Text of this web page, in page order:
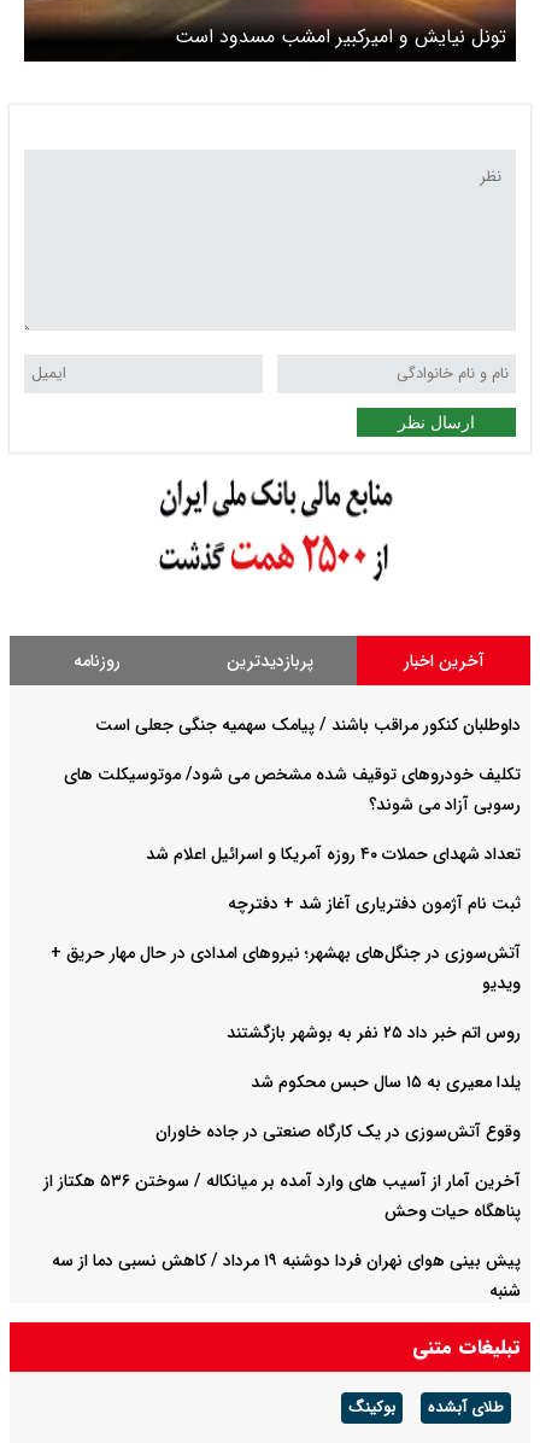
تونل نیایش و امیرکبیر امشب مسدود است
ارسال نظر
آخرین اخبار پربازدیدترین روزنامه
داوطلبان کنکور مراقب باشند / پیامک سهمیه جنگی جعلی است
تکلیف خودروهای توقیف شده مشخص می شود/ موتوسیکلت های
رسوبی آزاد می شوند؟
تعداد شهدای حملات ۴۰ روزه آمریکا و اسرائیل اعلام شد
ثبت نام آژمون دفتریاری آغاز شد + دفترچه
آتش‌سوزی در جنگل‌های بهشهر؛ نیرو‌های امدادی در حال مهار حریق +
ویدیو
روس اتم خبر داد ۲۵ نفر به بوشهر بازگشتند
یلدا معیری به ۱۵ سال حبس محکوم شد
وقوع آتش‌سوزی در یک کارگاه صنعتی در جاده خاوران
آخرین آمار از آسیب های وارد آمده بر میانکاله / سوختن ۵۳۶ هکتاز از
پناهگاه حیات وحش
پیش بینی هوای نهران فردا دوشنبه ۱۹ مرداد / کاهش نسبی دما از سه
شنبه
تبلیغات متنی
طلای آبشده بوکینگ